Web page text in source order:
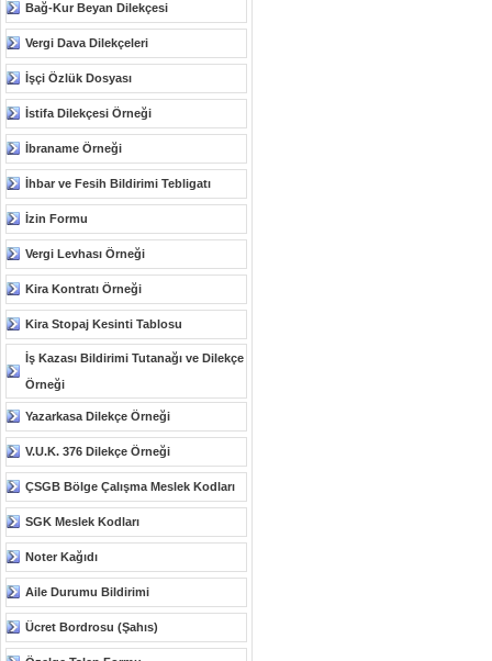
Bağ-Kur Beyan Dilekçesi
Vergi Dava Dilekçeleri
İşçi Özlük Dosyası
İstifa Dilekçesi Örneği
İbraname Örneği
İhbar ve Fesih Bildirimi Tebligatı
İzin Formu
Vergi Levhası Örneği
Kira Kontratı Örneği
Kira Stopaj Kesinti Tablosu
İş Kazası Bildirimi Tutanağı ve Dilekçe
Örneği
Yazarkasa Dilekçe Örneği
V.U.K. 376 Dilekçe Örneği
ÇSGB Bölge Çalışma Meslek Kodları
SGK Meslek Kodları
Noter Kağıdı
Aile Durumu Bildirimi
Ücret Bordrosu (Şahıs)